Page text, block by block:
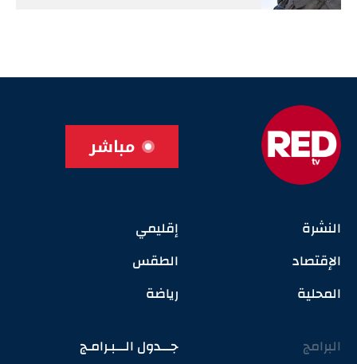
مباشر
النشرة
الإقتصاد
المحلية
إقليمي
الطقس
رياضة
البرامج
جـــدول الـــبـرامـج